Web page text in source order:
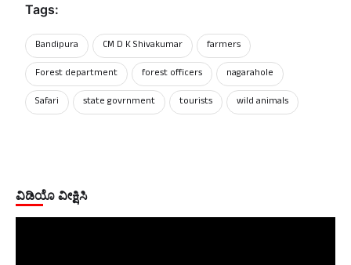
Tags:
Bandipura CM D K Shivakumar
farmers
Forest department
forest officers
nagarahole
Safari
state govrnment tourists wild animals
ವಿಡಿಯೊ ವೀಕ್ಷಿಸಿ